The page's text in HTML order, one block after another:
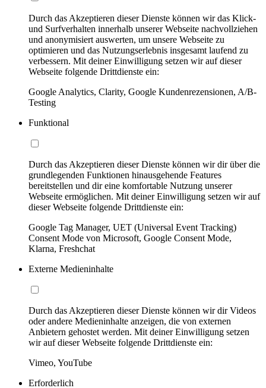
Durch das Akzeptieren dieser Dienste können wir das Klick-
und Surfverhalten innerhalb unserer Webseite nachvollziehen
und anonymisiert auswerten, um unsere Webseite zu
optimieren und das Nutzungserlebnis insgesamt laufend zu
verbessern. Mit deiner Einwilligung setzen wir auf dieser
Webseite folgende Drittdienste ein:
Google Analytics, Clarity, Google Kundenrezensionen, A/B-
Testing
Funktional
Durch das Akzeptieren dieser Dienste können wir dir über die
grundlegenden Funktionen hinausgehende Features
bereitstellen und dir eine komfortable Nutzung unserer
Webseite ermöglichen. Mit deiner Einwilligung setzen wir auf
dieser Webseite folgende Drittdienste ein:
Google Tag Manager, UET (Universal Event Tracking)
Consent Mode von Microsoft, Google Consent Mode,
Klarna, Freshchat
Externe Medieninhalte
Durch das Akzeptieren dieser Dienste können wir dir Videos
oder andere Medieninhalte anzeigen, die von externen
Anbietern gehostet werden. Mit deiner Einwilligung setzen
wir auf dieser Webseite folgende Drittdienste ein:
Vimeo, YouTube
Erforderlich